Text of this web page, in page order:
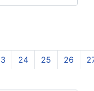
24 25 26